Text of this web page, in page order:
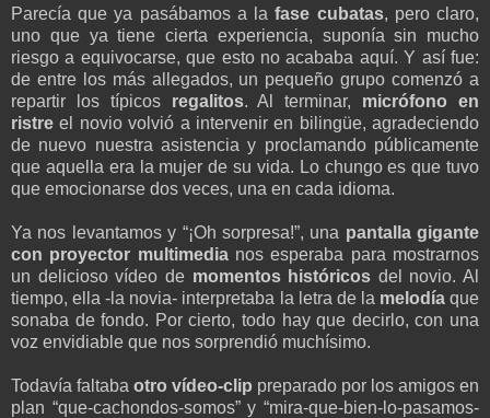
Parecía que ya pasábamos a lafase cubatas, pero claro,
uno que ya tiene cierta experiencia, suponía sin mucho
riesgo a equivocarse, que esto no acababa aquí. Y así fue:
de entre los más allegados, un pequeño grupo comenzó a
repartir los típicos regalitos. Al terminar, micrófono en
ristre el novio volvió a intervenir en bilingüe, agradeciendo
de nuevo nuestra asistencia y proclamando públicamente
que aquella era la mujer de su vida. Lo chungo es que tuvo
que emocionarse dos veces, una en cada idioma.
Ya nos levantamos y “¡Oh sorpresa!”, una pantalla gigante
con proyector multimedianos esperaba para mostrarnos
un delicioso vídeo de momentos históricos del novio. Al
tiempo, ella -la novia- interpretaba la letra de la melodíaque
sonaba de fondo. Por cierto, todo hay que decirlo, con una
voz envidiable que nos sorprendió muchísimo.
Todavía faltaba otro vídeo-clip preparado por los amigos en
plan “que-cachondos-somos” y “mira-que-bien-lo-pasamos-